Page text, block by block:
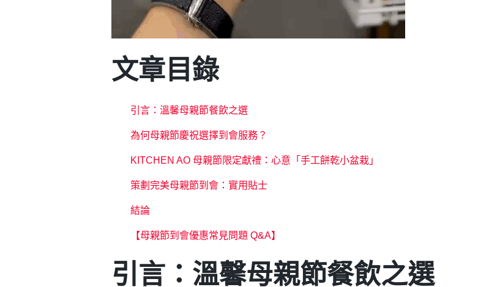
文章目錄
引言：溫馨母親節餐飲之選
為何母親節慶祝選擇到會服務？
KITCHEN AO 母親節限定獻禮：心意「手工餅乾小盆栽」
策劃完美母親節到會：實用貼士
結論
【母親節到會優惠常見問題 Q&A】
引言：溫馨母親節餐飲之選